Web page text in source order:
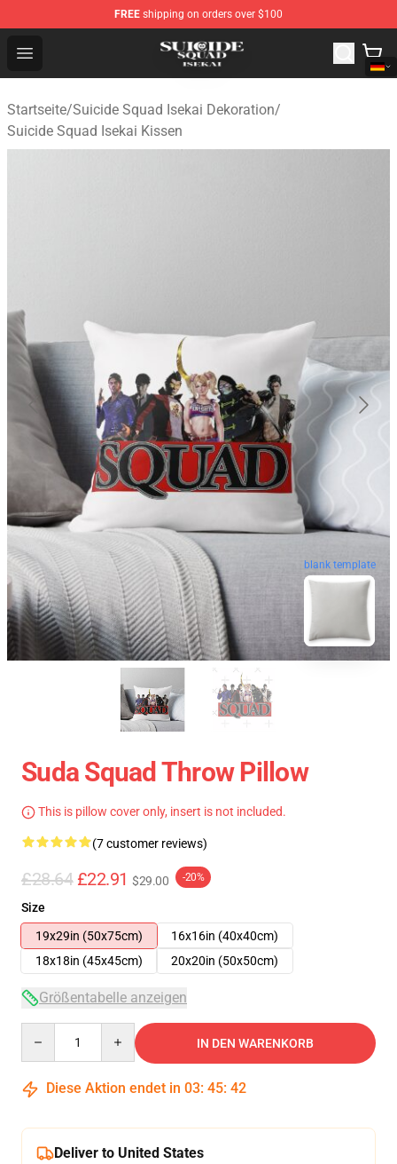
FREE shipping on orders over $100
Open menu
Suicide Squad Isekai Store - Official Suicide Squad
Startseite/Suicide Squad Isekai Dekoration/
Suicide Squad Isekai Kissen
blank template
Suda Squad Throw Pillow
This is pillow cover only, insert is not included.
(7 customer reviews)
£28.64 £22.91 $29.00 -20%
Size
19x29in (50x75cm)
16x16in (40x40cm)
18x18in (45x45cm)
20x20in (50x50cm)
Größentabelle anzeigen
IN DEN WARENKORB
Diese Aktion endet in 03: 45: 42
Deliver to United States